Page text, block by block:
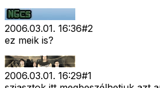
2006.03.01. 16:36#2
ez meik is?
2006.03.01. 16:29#1